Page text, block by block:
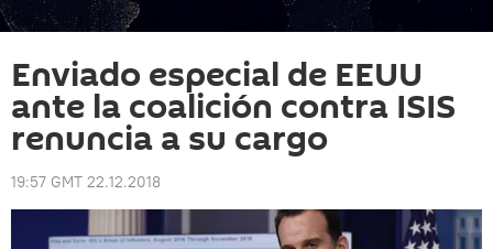
Enviado especial de EEUU
ante la coalición contra ISIS
renuncia a su cargo
19:57 GMT 22.12.2018